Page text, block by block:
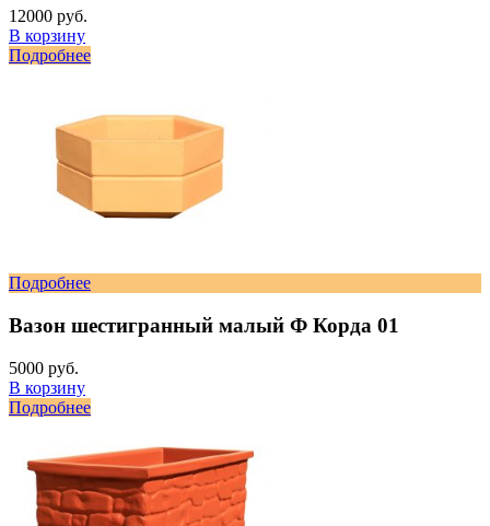
12000 руб.
В корзину
Подробнее
Подробнее
Вазон шестигранный малый Ф Корда 01
5000 руб.
В корзину
Подробнее